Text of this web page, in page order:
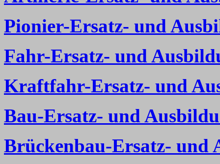
Pionier-Ersatz- und
Fahr-Ersatz- und
Kraftfahr-Ersatz- und
Bau-Ersatz- und
Brückenbau-Ersatz- und